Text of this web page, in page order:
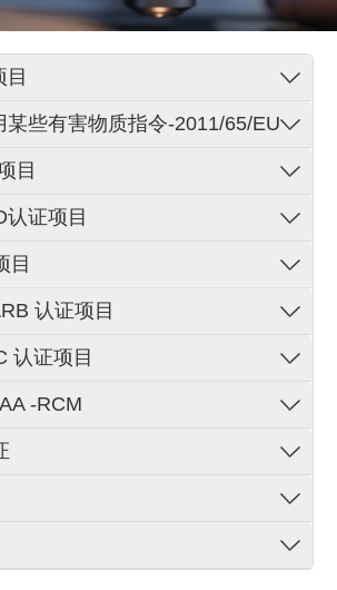
目
某些有害物质指令-2011/65/EU
目
认证项目
目
认证项目
认证项目
-RCM